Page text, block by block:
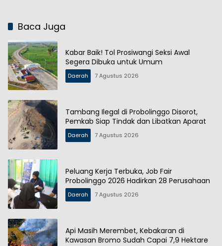
Baca Juga
Kabar Baik! Tol Prosiwangi Seksi Awal
Segera Dibuka untuk Umum
Daerah 7 Agustus 2026
Tambang Ilegal di Probolinggo Disorot,
Pemkab Siap Tindak dan Libatkan Aparat
Daerah 7 Agustus 2026
Peluang Kerja Terbuka, Job Fair
Probolinggo 2026 Hadirkan 28 Perusahaan
Daerah 7 Agustus 2026
Api Masih Merembet, Kebakaran di
Kawasan Bromo Sudah Capai 7,9 Hektare